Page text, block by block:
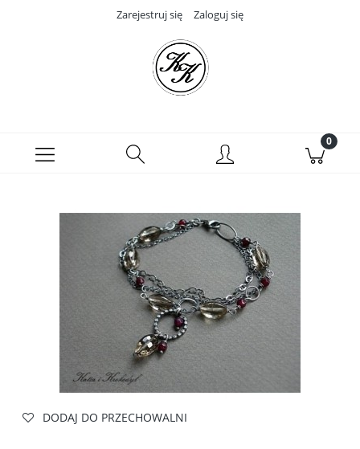
Zarejestruj się Zaloguj się
DODAJ DO PRZECHOWALNI